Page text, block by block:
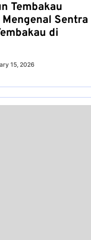
Tembakau
Sentra
di
15, 2026